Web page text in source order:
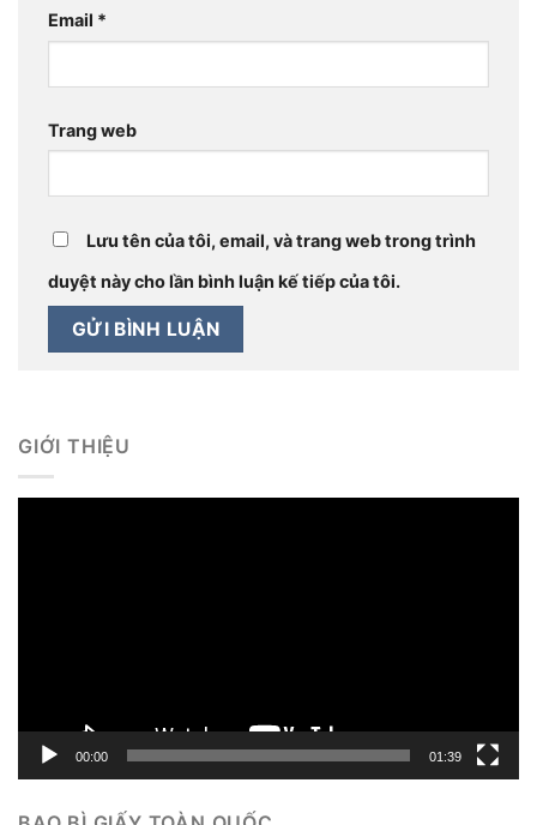
Email *
Trang web
Lưu tên của tôi, email, và trang web trong trình
duyệt này cho lần bình luận kế tiếp của tôi.
GIỚI THIỆU
00:00 01:39